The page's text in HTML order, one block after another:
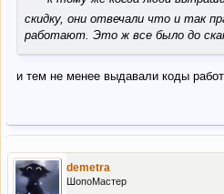
скидку, они отвечали что и так
работают. Это ж все было до
и тем не менее выдавали коды
demetra
ШопоМастер